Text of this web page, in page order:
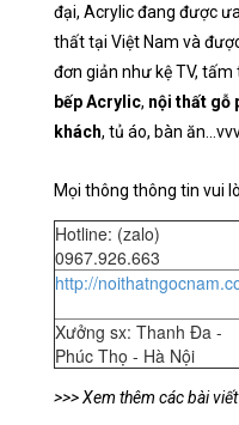
đại, Acrylic đang được
thất tại Việt Nam và
đơn giản như kệ TV,
bếp Acrylic, nội thất gỗ
khách, tủ áo, bàn
Mọi thông thông tin vui
Hotline: (zalo)
0967.926.663
http://
Xưởng sx: Thanh Đa -
Phúc Thọ - Hà Nội
>>> Xem thêm các bài